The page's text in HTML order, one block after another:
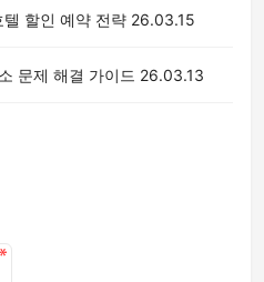
할인 예약 전략 26.03.15
문제 해결 가이드 26.03.13